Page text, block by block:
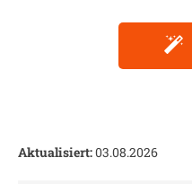
Aktualisiert:03.08.2026